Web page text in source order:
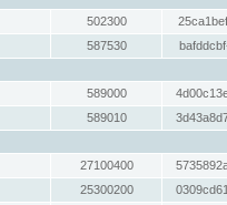
502300
587530
589000
589010
27100400
25300200